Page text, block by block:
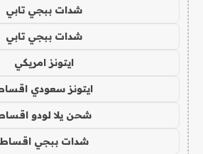
شدات ببجي تابي
شدات ببجي تابي
ايتونز امريكي
ايتونز سعودي
شحن يلا لودو
شدات ببجي اقساط